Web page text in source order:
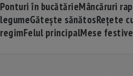
Ponturi în bucătărieMâncăruri
legumeGătește sănătosRețete
regimFelul principalMese festive